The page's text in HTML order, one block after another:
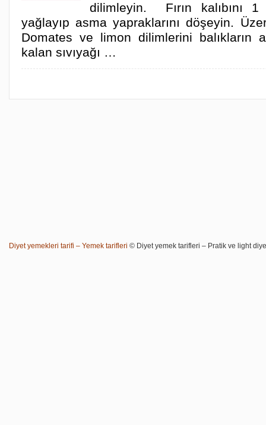
dilimleyin. Fırın kalıbını 1
yağlayıp asma yapraklarını döşeyin.
Domates ve limon dilimlerini balıkların
kalan sıvıyağı …
Diyet yemekleri tarifi – Yemek tarifleri © Diyet yemek tarifleri – Pratik ve light